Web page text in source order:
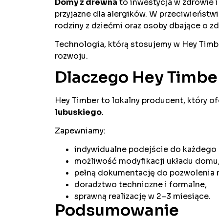
Domy z drewna to inwestycja w zdrowie
przyjazne dla alergików. W
rodziny z dziećmi oraz osoby dbające o
Technologia, którą stosujemy w Hey
rozwoju.
Dlaczego Hey
Hey Timber to lokalny producent, który
lubuskiego.
Zapewniamy:
indywidualne podejście do
możliwość modyfikacji układu
pełną dokumentację do pozwolenia
doradztwo techniczne i formalne,
sprawną realizację w 2–3 miesiące.
Podsumowanie